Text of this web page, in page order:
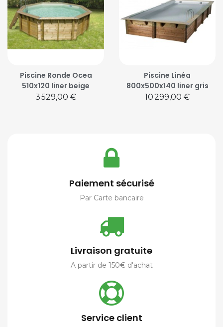
Piscine Ronde Ocea
510x120 liner beige
Prix
3 529,00 €
Piscine Linéa
800x500x140 liner gris
Prix
10 299,00 €
Paiement sécurisé
Par Carte bancaire
Livraison gratuite
A partir de 150€ d'achat
Service client